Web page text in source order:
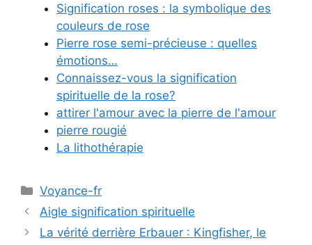
Signification roses : la symbolique des
couleurs de rose
Pierre rose semi-précieuse : quelles
émotions…
Connaissez-vous la signification
spirituelle de la rose?
attirer l'amour avec la pierre de l'amour
pierre rougié
La lithothérapie
Catégories
Voyance-fr
Aigle signification spirituelle
La vérité derrière Erbauer : Kingfisher, le